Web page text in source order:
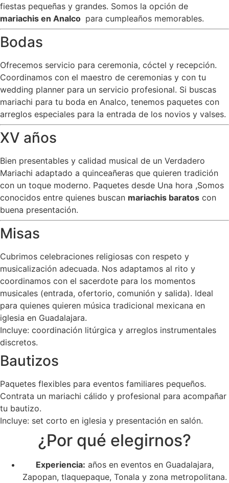
fiestas pequeñas y grandes. Somos la opción de
mariachis en Analco para cumpleaños memorables.
Bodas
Ofrecemos servicio para ceremonia, cóctel y recepción.
Coordinamos con el maestro de ceremonias y con tu
wedding planner para un servicio profesional. Si buscas
mariachi para tu boda en Analco, tenemos paquetes con
arreglos especiales para la entrada de los novios y valses.
XV años
Bien presentables y calidad musical de un Verdadero
Mariachi adaptado a quinceañeras que quieren tradición
con un toque moderno. Paquetes desde Una hora ,Somos
conocidos entre quienes buscan mariachis baratos con
buena presentación.
Misas
Cubrimos celebraciones religiosas con respeto y
musicalización adecuada. Nos adaptamos al rito y
coordinamos con el sacerdote para los momentos
musicales (entrada, ofertorio, comunión y salida). Ideal
para quienes quieren música tradicional mexicana en
iglesia en Guadalajara.
Incluye: coordinación litúrgica y arreglos instrumentales
discretos.
Bautizos
Paquetes flexibles para eventos familiares pequeños.
Contrata un mariachi cálido y profesional para acompañar
tu bautizo.
Incluye: set corto en iglesia y presentación en salón.
¿Por qué elegirnos?
Experiencia: años en eventos en Guadalajara,
Zapopan, tlaquepaque, Tonala y zona metropolitana.